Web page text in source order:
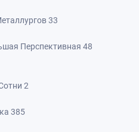
33
Перспективная 48
2
385